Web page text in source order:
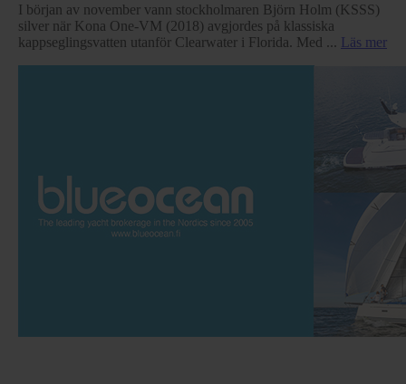
I början av november vann stockholmaren Björn Holm (KSSS)
silver när Kona One-VM (2018) avgjordes på klassiska
kappseglingsvatten utanför Clearwater i Florida. Med ... Läs mer